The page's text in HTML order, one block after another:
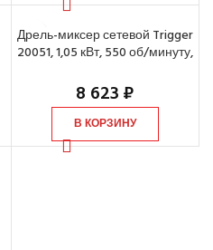
Дрель-миксер сетевой Trigger
20051, 1,05 кВт, 550 об/минуту,
8 623₽
В КОРЗИНУ